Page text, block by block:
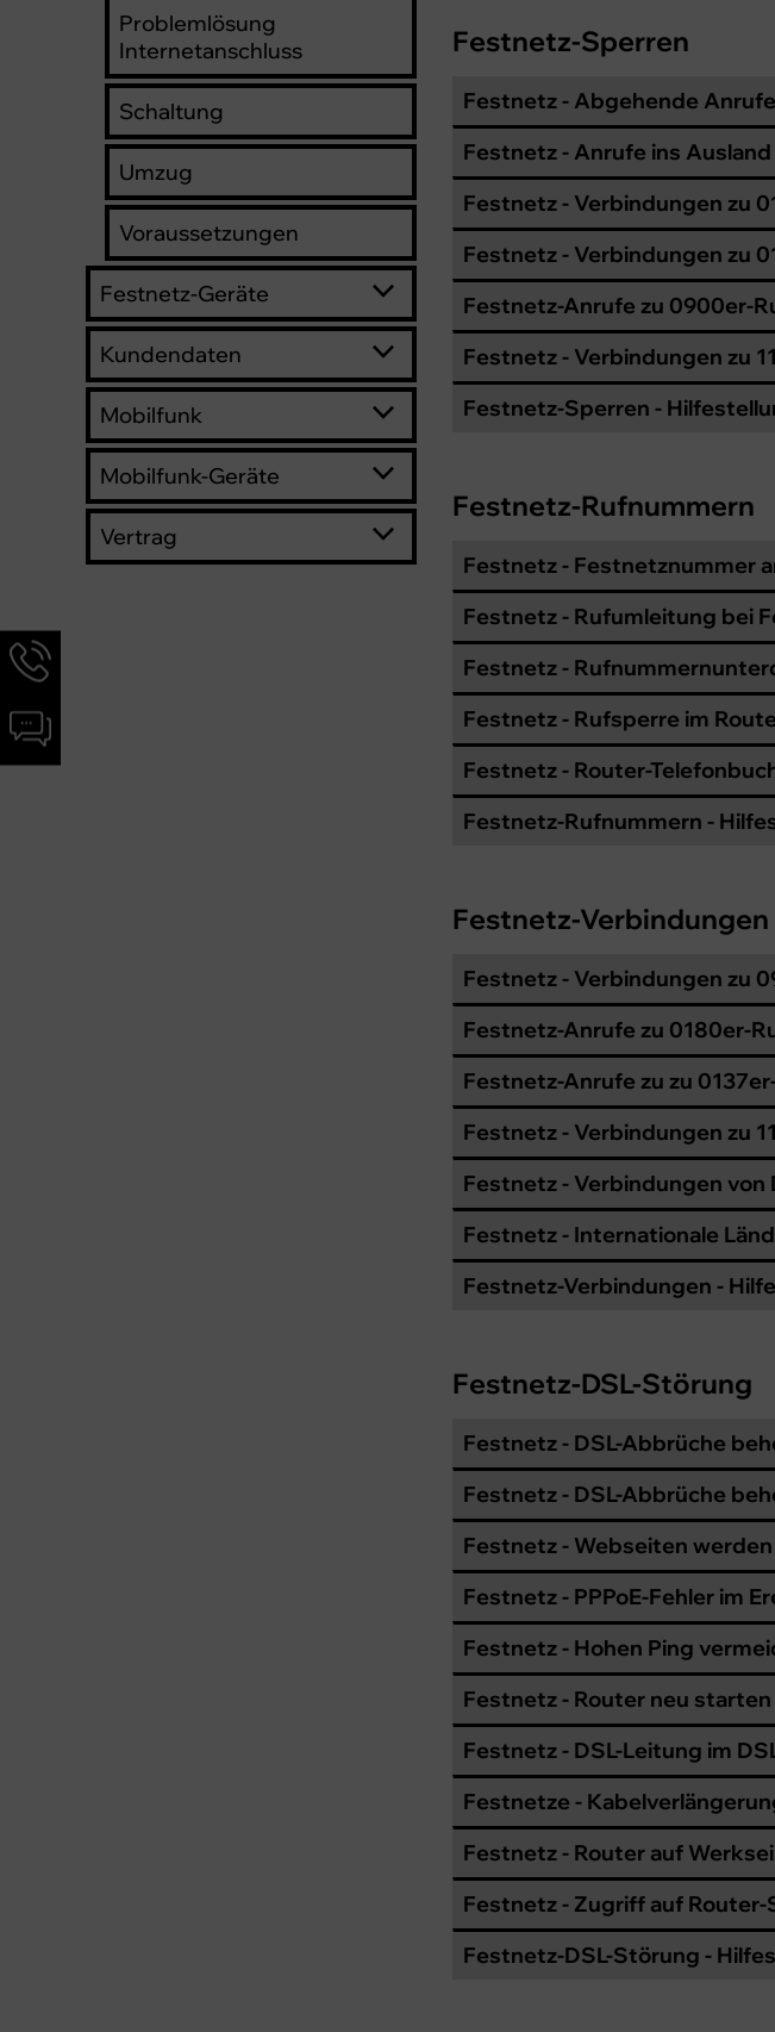
Problemlösung
Internetanschluss
Schaltung
Umzug
Voraussetzungen
Festnetz-Geräte
Kundendaten
Mobilfunk
Mobilfunk-Geräte
Vertrag
Festnetz-Sperren
Festnetz - Abgehende
Festnetz - Anrufe ins
Festnetz - Verbindungen zu
Festnetz - Verbindungen zu
Festnetz-Anrufe zu 0900er-
Festnetz - Verbindungen zu
Festnetz-Sperren -
Festnetz-Rufnummern
Festnetz - Festnetznummer
Festnetz - Rufumleitung bei
Festnetz -
Festnetz - Rufsperre im
Festnetz - Router-
Festnetz-Rufnummern -
Festnetz-Verbindungen
Festnetz - Verbindungen zu
Festnetz-Anrufe zu 0180er-
Festnetz-Anrufe zu zu
Festnetz - Verbindungen zu
Festnetz - Verbindungen von
Festnetz - Internationale
Festnetz-Verbindungen -
Festnetz-DSL-Störung
Festnetz - DSL-Abbrüche
Festnetz - DSL-Abbrüche
Festnetz - Webseiten
Festnetz - PPPoE-Fehler im
Festnetz - Hohen Ping
Festnetz - Router neu starten
Festnetz - DSL-Leitung im
Festnetze -
Festnetz - Router auf
Festnetz - Zugriff auf
Festnetz-DSL-Störung -
Hotline-
Informationen
werden
angezeigt
Chat-
Informationen
werden